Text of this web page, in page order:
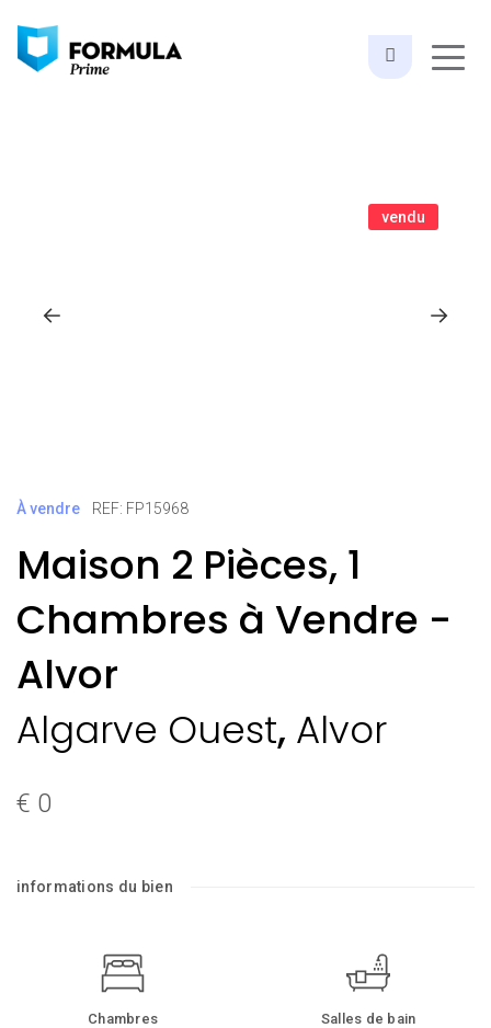
vendu
À vendre REF: FP15968
Maison 2 Pièces, 1
Chambres à Vendre -
Alvor
Algarve Ouest, Alvor
€ 0
informations du bien
Chambres Salles de bain